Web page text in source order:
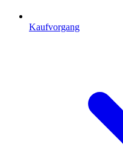
Kaufvorgang